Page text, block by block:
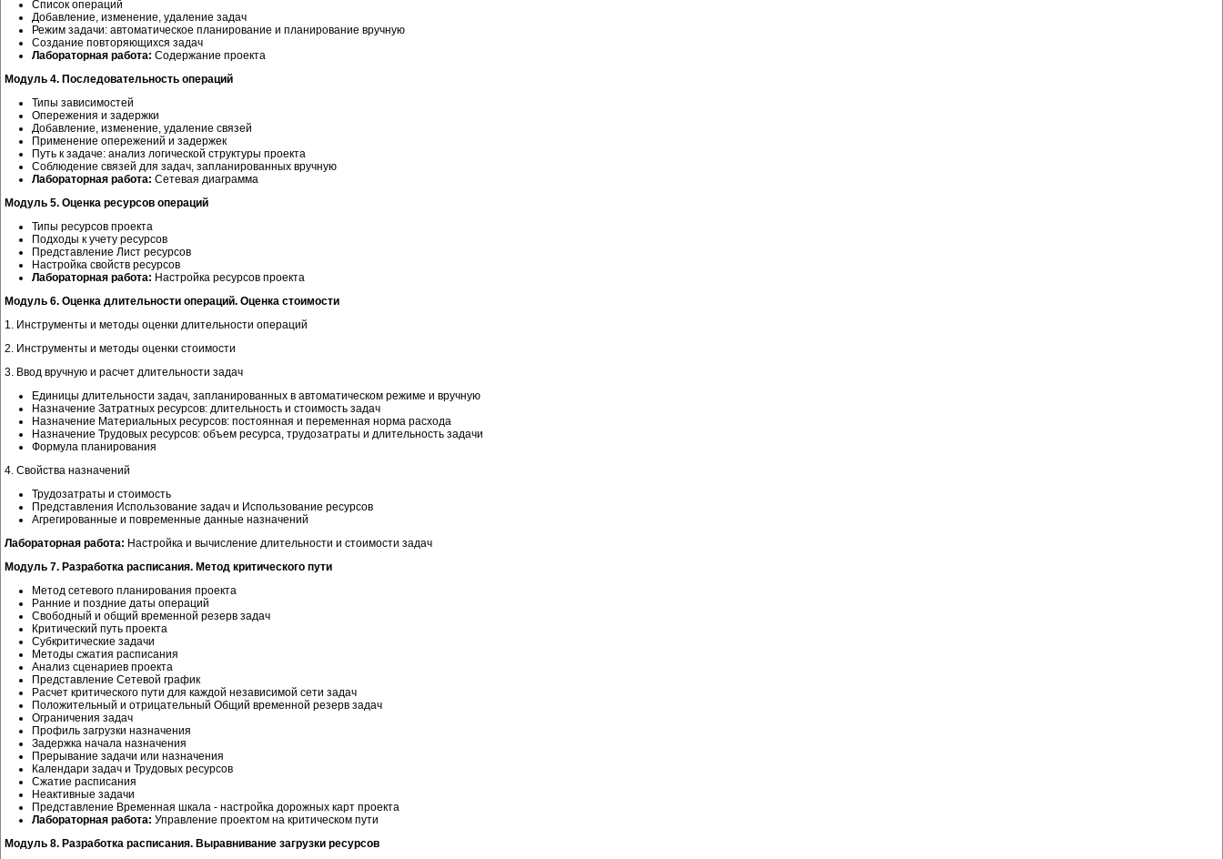
Список операций
Добавление, изменение, удаление задач
Режим задачи: автоматическое планирование и планирование вручную
Создание повторяющихся задач
Лабораторная работа: Содержание проекта
Модуль 4. Последовательность операций
Типы зависимостей
Опережения и задержки
Добавление, изменение, удаление связей
Применение опережений и задержек
Путь к задаче: анализ логической структуры проекта
Соблюдение связей для задач, запланированных вручную
Лабораторная работа: Сетевая диаграмма
Модуль 5. Оценка ресурсов операций
Типы ресурсов проекта
Подходы к учету ресурсов
Представление Лист ресурсов
Настройка свойств ресурсов
Лабораторная работа: Настройка ресурсов проекта
Модуль 6. Оценка длительности операций. Оценка стоимости
1. Инструменты и методы оценки длительности операций
2. Инструменты и методы оценки стоимости
3. Ввод вручную и расчет длительности задач
Единицы длительности задач, запланированных в автоматическом режиме и вручную
Назначение Затратных ресурсов: длительность и стоимость задач
Назначение Материальных ресурсов: постоянная и переменная норма расхода
Назначение Трудовых ресурсов: объем ресурса, трудозатраты и длительность задачи
Формула планирования
4. Свойства назначений
Трудозатраты и стоимость
Представления Использование задач и Использование ресурсов
Агрегированные и повременные данные назначений
Лабораторная работа: Настройка и вычисление длительности и стоимости задач
Модуль 7. Разработка расписания. Метод критического пути
Метод сетевого планирования проекта
Ранние и поздние даты операций
Свободный и общий временной резерв задач
Критический путь проекта
Субкритические задачи
Методы сжатия расписания
Анализ сценариев проекта
Представление Сетевой график
Расчет критического пути для каждой независимой сети задач
Положительный и отрицательный Общий временной резерв задач
Ограничения задач
Профиль загрузки назначения
Задержка начала назначения
Прерывание задачи или назначения
Календари задач и Трудовых ресурсов
Сжатие расписания
Неактивные задачи
Представление Временная шкала - настройка дорожных карт проекта
Лабораторная работа: Управление проектом на критическом пути
Модуль 8. Разработка расписания. Выравнивание загрузки ресурсов